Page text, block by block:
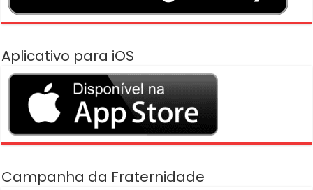
Aplicativo para iOS
Campanha da Fraternidade